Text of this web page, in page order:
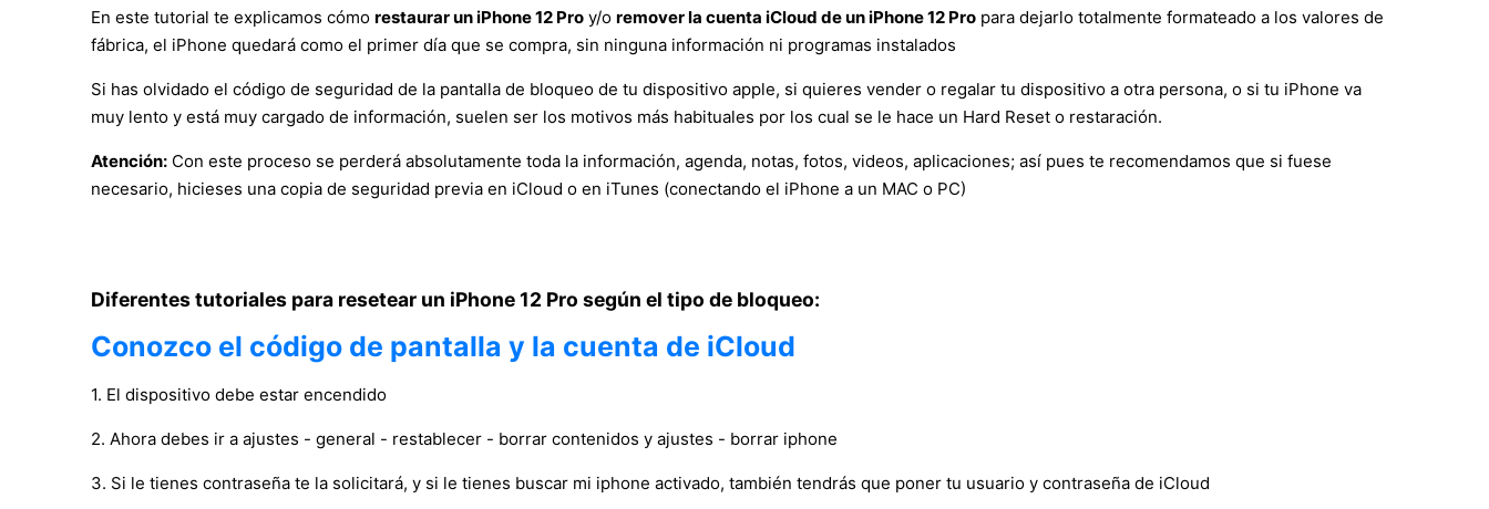
En este tutorial te explicamos cómo restaurar un iPhone 12 Pro y/o remover la cuenta iCloud de un iPhone 12 Pro para dejarlo totalmente formateado a los valores de
fábrica, el iPhone quedará como el primer día que se compra, sin ninguna información ni programas instalados
Si has olvidado el código de seguridad de la pantalla de bloqueo de tu dispositivo apple, si quieres vender o regalar tu dispositivo a otra persona, o si tu iPhone va
muy lento y está muy cargado de información, suelen ser los motivos más habituales por los cual se le hace un Hard Reset o restaración.
Atención: Con este proceso se perderá absolutamente toda la información, agenda, notas, fotos, videos, aplicaciones; así pues te recomendamos que si fuese
necesario, hicieses una copia de seguridad previa en iCloud o en iTunes (conectando el iPhone a un MAC o PC)
Diferentes tutoriales para resetear un iPhone 12 Pro según el tipo de bloqueo:
Conozco el código de pantalla y la cuenta de iCloud
1. El dispositivo debe estar encendido
2. Ahora debes ir a ajustes - general - restablecer - borrar contenidos y ajustes - borrar iphone
3. Si le tienes contraseña te la solicitará, y si le tienes buscar mi iphone activado, también tendrás que poner tu usuario y contraseña de iCloud